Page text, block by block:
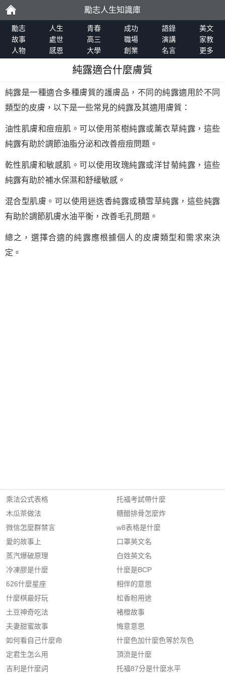
勵
志
勵志人生知識庫
勵志 人生 青春 成功 語錄
美文
故事
處世 高三 職場 演講
家教
人物
感恩 大學 創業 名言 更多
純露適合什麼膚質
純露是一種適合多種膚質的護膚品，不同的純露適用於不同
類型的皮膚，以下是一些常見的純露及其適用膚質：
油性肌膚和痘痘肌。可以使用茶樹純露或薰衣草純露，這些
純露有助於調節油脂分泌和改善痘痘問題。
乾性肌膚和敏感肌。可以使用玫瑰純露或洋甘菊純露，這些
純露有助於補水保濕和舒緩敏感。
混合型肌膚。可以使用迷迭香純露或積雪草純露，這些純露
有助於調節肌膚水油平衡，改善毛孔問題。
總之，選擇合適的純露應根據個人的皮膚類型和需求來決
定。
乘法公式表格
木瓜茶做法
微信怎麼群禁言
愛的故事上
蒸汽爆破原理
冷凍膠是什麼
626什麼星座
什麼棋最好玩
土豆神奇吃法
夫妻甜蜜故事
如何看自己什麼命
定君生怎么用
吉利是什麼詞
托福考試帶什麼
糖醋排骨怎麼炸
w8表格是什麼
口罩英文名
白姓英文名
什麼是BCP
相伴的意思
松香粉用途
褚橙故事
悔意意思
什麼色加什麼色等於灰色
頂流是什麼
托福87分是什麼水平